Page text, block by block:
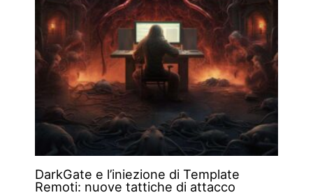
DarkGate e l’iniezione di Template
Remoti: nuove tattiche di attacco